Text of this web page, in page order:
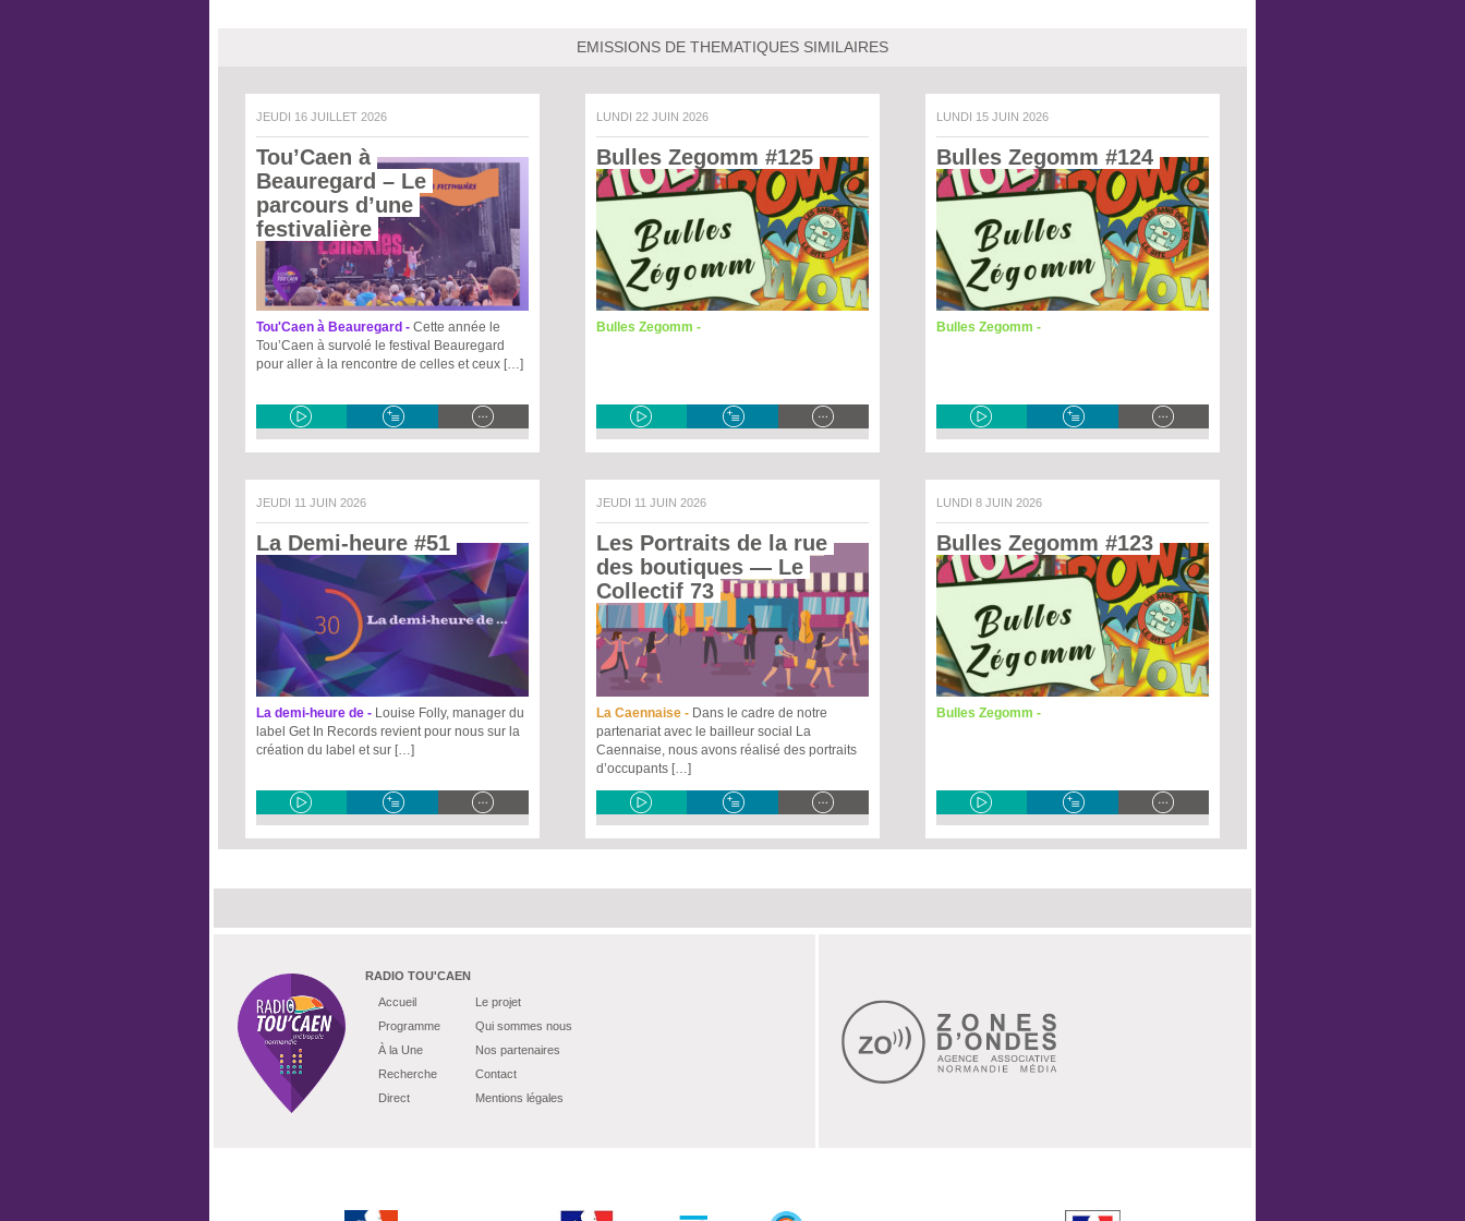
EMISSIONS DE THEMATIQUES SIMILAIRES
JEUDI 16 JUILLET 2026
Tou’Caen à
Beauregard – Le
parcours d’une
festivalière
Tou'Caen à Beauregard - Cette année le
Tou’Caen à survolé le festival Beauregard
pour aller à la rencontre de celles et ceux […]
LUNDI 22 JUIN 2026
Bulles Zegomm #125
Bulles Zegomm -
LUNDI 15 JUIN 2026
Bulles Zegomm #124
Bulles Zegomm -
JEUDI 11 JUIN 2026
La Demi-heure #51
La demi-heure de - Louise Folly, manager du
label Get In Records revient pour nous sur la
création du label et sur […]
JEUDI 11 JUIN 2026
Les Portraits de la rue
des boutiques — Le
Collectif 73
La Caennaise - Dans le cadre de notre
partenariat avec le bailleur social La
Caennaise, nous avons réalisé des portraits
d’occupants […]
LUNDI 8 JUIN 2026
Bulles Zegomm #123
Bulles Zegomm -
RADIO TOU'CAEN
Accueil
Programme
À la Une
Recherche
Direct
Le projet
Qui sommes nous
Nos partenaires
Contact
Mentions légales